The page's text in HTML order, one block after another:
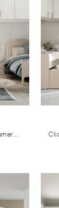
Arreda stanzette classiche con le Camerette a ponte Colombini Casa! Il modello Arcadia AC030 in melaminico è per ragazzi.